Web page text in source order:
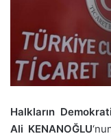
Halkların
Ali KENANOĞLU